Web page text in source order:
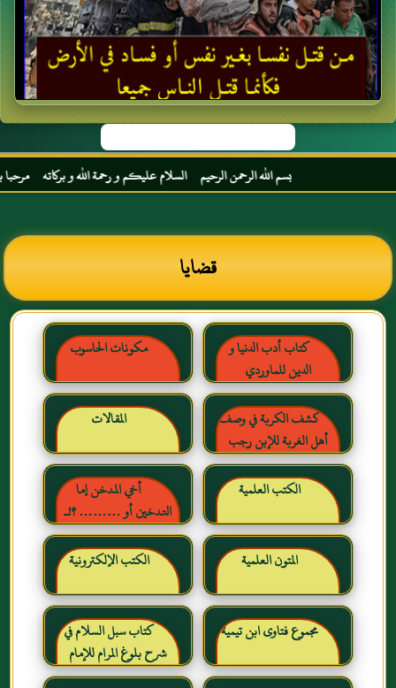
بسم الله الرحمن الرحيم السلام عليكم و رحمة الله و بركاته مرحبا بك
قضايا
كتاب أدب الدنيا و
الدين للماوردي
مكونات الحاسوب
كشف الكربة في وصف
أهل الغربة للإبن رجب
الحنبلي رحمه الله
المقالات
الكتب العلمية
أخي المدخن إما
التدخين أو ……… ؟!ـ
حقائق وأرقام ناطقة ، لكن
لا يسمعها المدخنون حرره
خالد بن عبد الرحمن بن حمد
الشايع
المتون العلمية الكتب الإلكترونية
مجموع فتاوى ابن تيمية
كتاب سبل السلام في
شرح بلوغ المرام للإمام
الصنعاني رحمه الله